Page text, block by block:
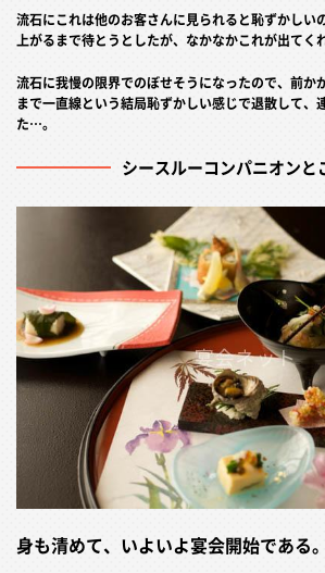
流石にこれは他のお客さんに見られると恥ずかしい
上がるまで待とうとしたが、なかなかこれが出てく
流石に我慢の限界でのぼせそうになったので、前か
まで一直線という結局恥ずかしい感じで退散して、
た…。
シースルーコンパニオンと
身も清めて、いよいよ宴会開始である。